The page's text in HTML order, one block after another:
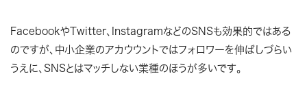
FacebookやTwitter、InstagramなどのSNSも効果的ではある
のですが、中小企業のアカウウントではフォロワーを伸ばしづらい
うえに、SNSとはマッチしない業種のほうが多いです。